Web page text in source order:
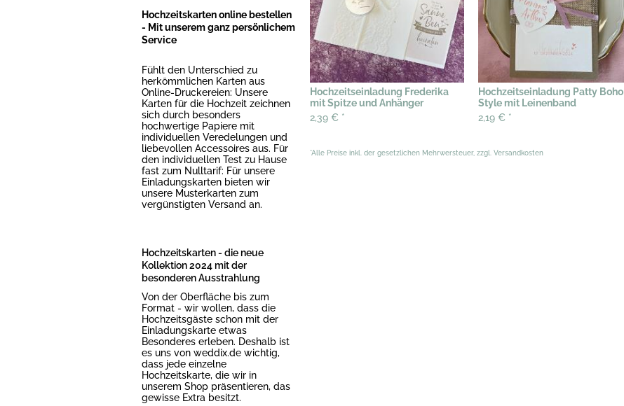
Hochzeitskarten online bestellen
- Mit unserem ganz persönlichem
Service
Fühlt den Unterschied zu
herkömmlichen Karten aus
Online-Druckereien: Unsere
Karten für die Hochzeit zeichnen
sich durch besonders
hochwertige Papiere mit
individuellen Veredelungen und
liebevollen Accessoires aus. Für
den individuellen Test zu Hause
fast zum Nulltarif: Für unsere
Einladungskarten bieten wir
unsere Musterkarten zum
vergünstigten Versand an.
Hochzeitskarten - die neue
Kollektion 2024 mit der
besonderen Ausstrahlung
Von der Oberfläche bis zum
Format - wir wollen, dass die
Hochzeitsgäste schon mit der
Einladungskarte etwas
Besonderes erleben. Deshalb ist
es uns von weddix.de wichtig,
dass jede einzelne
Hochzeitskarte, die wir in
unserem Shop präsentieren, das
gewisse Extra besitzt.
Hochzeitseinladung Frederika
mit Spitze und Anhänger
2,39 € *
Hochzeitseinladung Patty Boho
Style mit Leinenband
2,19 € *
*Alle Preise inkl. der gesetzlichen Mehrwersteuer, zzgl. Versandkosten